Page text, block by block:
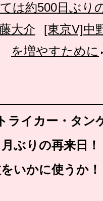
は約500日ぶり
大介
[東京V]中
を増やすために
ライカー・タン
ぶりの再来日！
いかに使うか